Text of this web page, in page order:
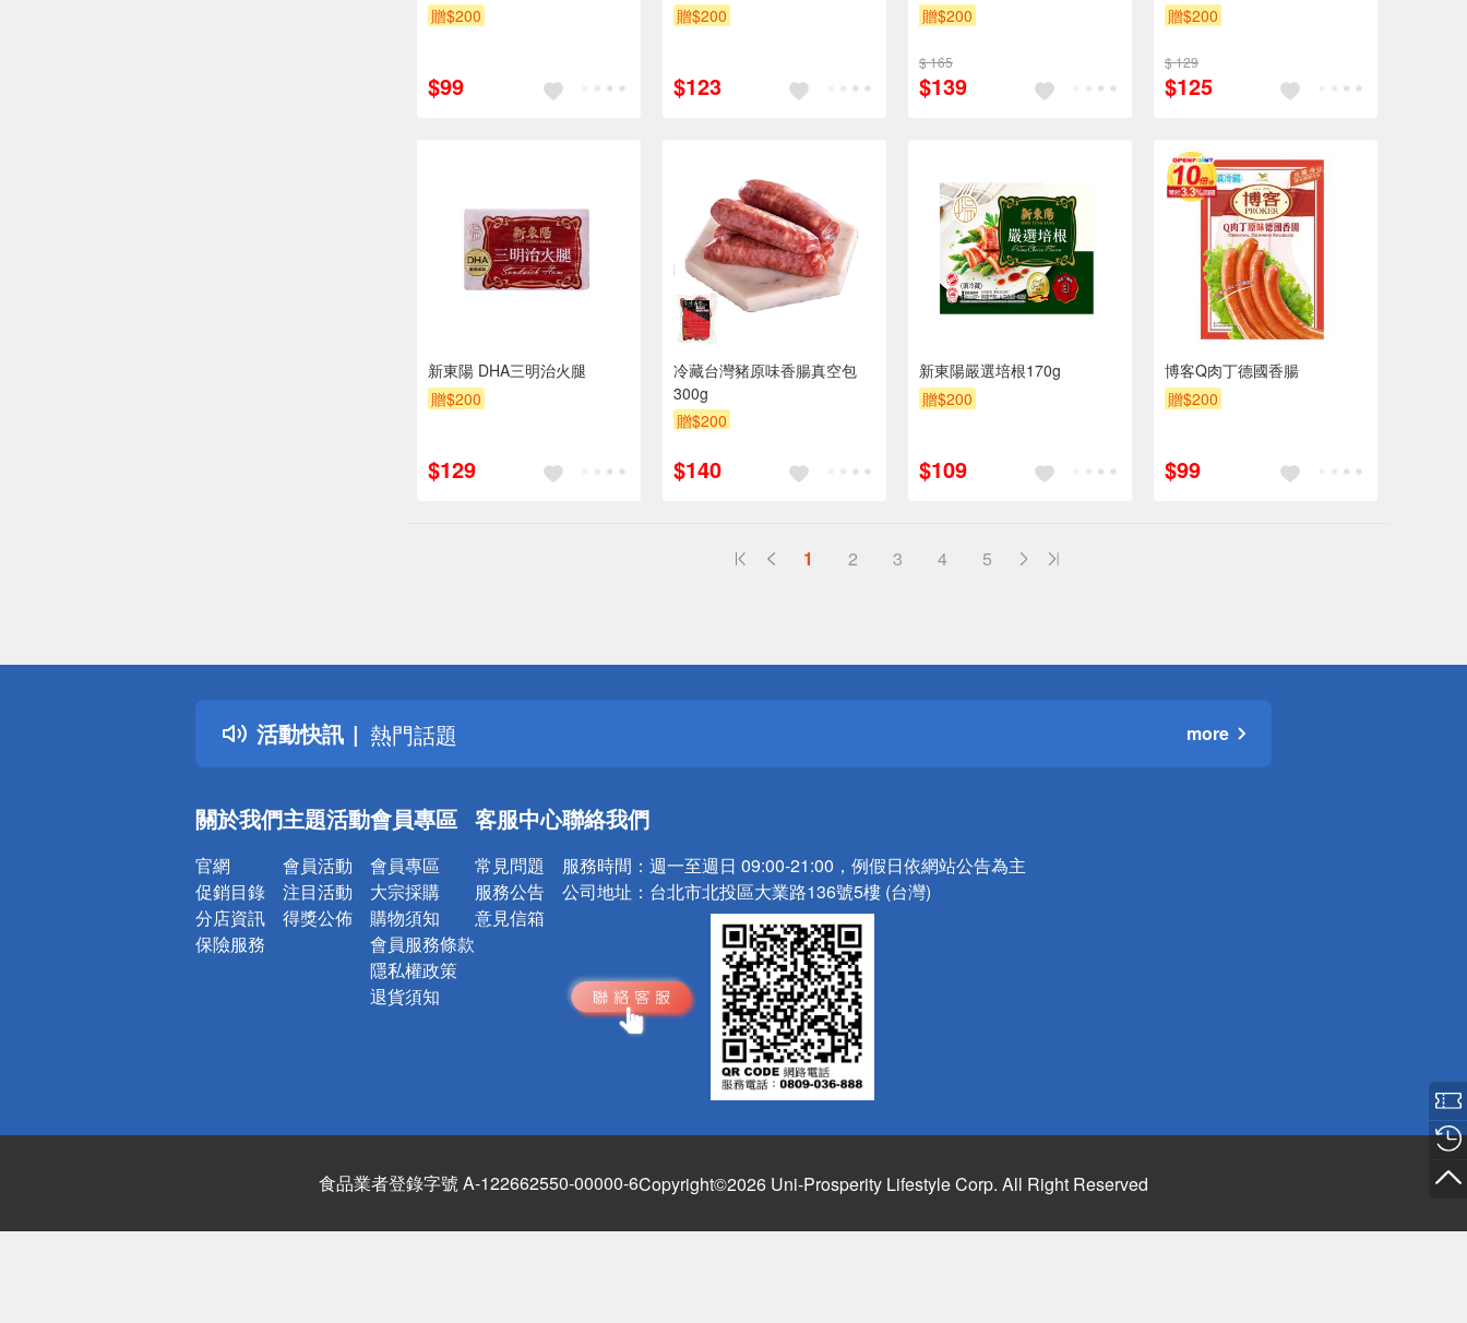
贈$200
$99
贈$200
$123
贈$200
$ 165
$139
贈$200
$ 129
$125
新東陽 DHA三明治火腿
贈$200
$129
冷藏台灣豬原味香腸真空包
300g
贈$200
$140
新東陽嚴選培根170g
贈$200
$109
博客Q肉丁德國香腸
贈$200
$99
1 2 3 4 5
活動快訊
詐騙網頁！請小心！
得獎公告
熱門話題
銀行優惠
詐騙網頁！請小心！
more
關於我們
官網
促銷目錄
分店資訊
保險服務
主題活動
會員活動
注目活動
得獎公佈
會員專區
會員專區
大宗採購
購物須知
會員服務條款
隱私權政策
退貨須知
客服中心
常見問題
服務公告
意見信箱
聯絡我們
服務時間： 週一至週日 09:00-21:00，例假日依網站公告為主
公司地址： 台北市北投區大業路136號5樓 (台灣)
食品業者登錄字號 A-122662550-00000-6Copyright©2026 Uni-Prosperity Lifestyle Corp. All Right Reserved